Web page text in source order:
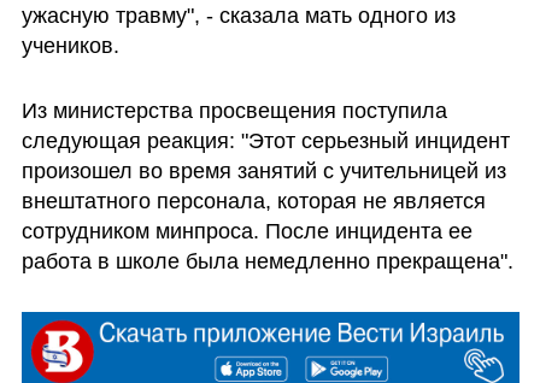
ужасную травму", - сказала мать одного из
учеников.
Из министерства просвещения поступила
следующая реакция: "Этот серьезный инцидент
произошел во время занятий с учительницей из
внештатного персонала, которая не является
сотрудником минпроса. После инцидента ее
работа в школе была немедленно прекращена".